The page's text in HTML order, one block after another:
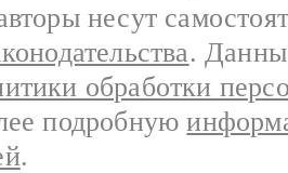
несут
.
обработки
подробную
.